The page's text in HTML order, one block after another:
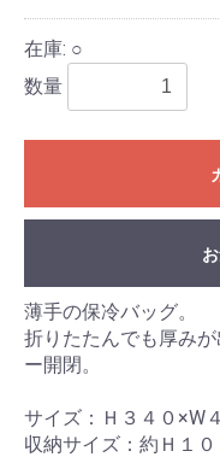
在庫: ○
数量
薄手の保冷バッグ。
折りたたんでも厚み
ー開閉。
サイズ：Ｈ３４０×W
収納サイズ：約Ｈ１